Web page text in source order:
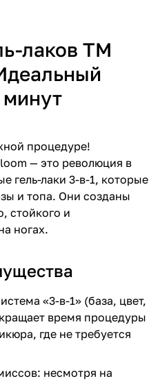
лаков TM
минут
процедуре!
— это революция в
гель-лаки 3-в-1, которые
и топа. Они созданы
стойкого и
ногах.
«3-в-1» (база, цвет,
время процедуры
где не требуется
несмотря на